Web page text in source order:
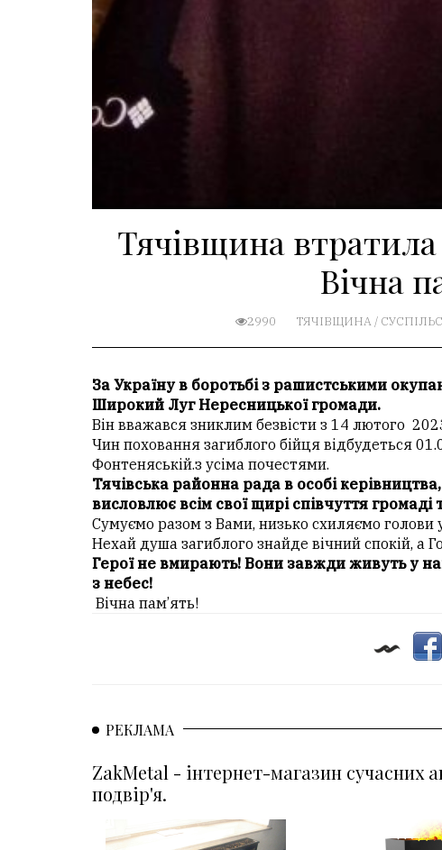
Тячівщина втратила
Вічна
2990 ТЯЧІВЩИНА/
За Україну в боротьбі з рашистськими
Широкий Луг Нересницької громади.
Він вважався зниклим безвісти з 14 лютого
Чин поховання загиблого бійця відбудеться
Фонтеняській.з усіма почестями.
Тячівська районна рада в особі
висловлює всім свої щирі співчуття громаді
Сумуємо разом з Вами, низько схиляємо голови
Нехай душа загиблого знайде вічний спокій, а
Герої не вмирають! Вони завжди живуть у
з небес!
Вічна пам’ять!
РЕКЛАМА
ZakMetal - інтернет-магазин сучасних
подвір'я.